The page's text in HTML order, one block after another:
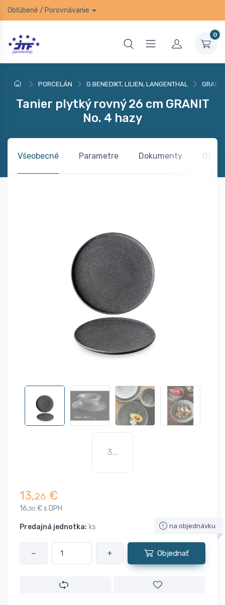
Obľúbené / Porovnávanie
0
PORCELÁN G.BENEDIKT, LILIEN, LANGENTHAL GRANIT
Tanier plytký rovný 26 cm GRANIT
No. 4 hazy
Všeobecné Parametre Dokumenty
3...
13,26 €
16,30 € s DPH
Predajná jednotka: ks na objednávku
− + Objednať